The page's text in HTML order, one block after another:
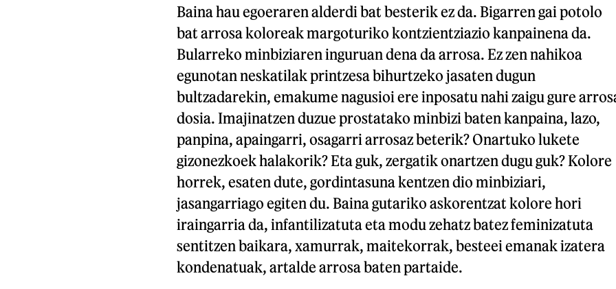
Baina hau egoeraren alderdi bat besterik ez da. Bigarren gai potolo
bat arrosa koloreak margoturiko kontzientziazio kanpainena da.
Bularreko minbiziaren inguruan dena da arrosa. Ez zen nahikoa
egunotan neskatilak printzesa bihurtzeko jasaten dugun
bultzadarekin, emakume nagusioi ere inposatu nahi zaigu gure
dosia. Imajinatzen duzue prostatako minbizi baten kanpaina, lazo,
panpina, apaingarri, osagarri arrosaz beterik? Onartuko lukete
gizonezkoek halakorik? Eta guk, zergatik onartzen dugu guk? Kolore
horrek, esaten dute, gordintasuna kentzen dio minbiziari,
jasangarriago egiten du. Baina gutariko askorentzat kolore hori
iraingarria da, infantilizatuta eta modu zehatz batez feminizatuta
sentitzen baikara, xamurrak, maitekorrak, besteei emanak izatera
kondenatuak, artalde arrosa baten partaide.